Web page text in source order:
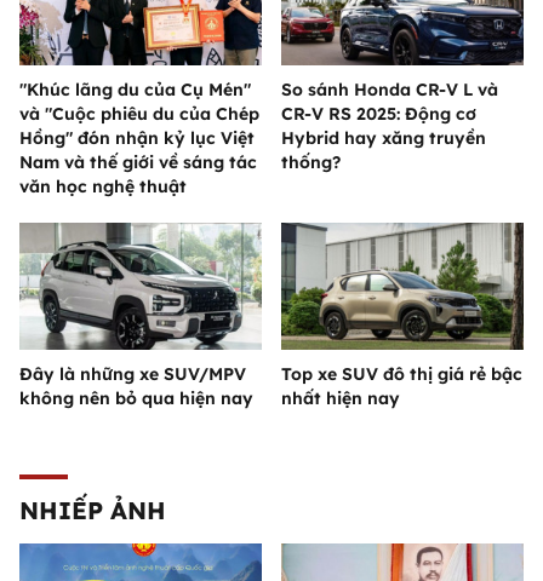
"Khúc lãng du của Cụ Mén"
và "Cuộc phiêu du của Chép
Hồng" đón nhận kỷ lục Việt
Nam và thế giới về sáng tác
văn học nghệ thuật
So sánh Honda CR-V L và
CR-V RS 2025: Động cơ
Hybrid hay xăng truyền
thống?
Đây là những xe SUV/MPV
không nên bỏ qua hiện nay
Top xe SUV đô thị giá rẻ bậc
nhất hiện nay
NHIẾP ẢNH